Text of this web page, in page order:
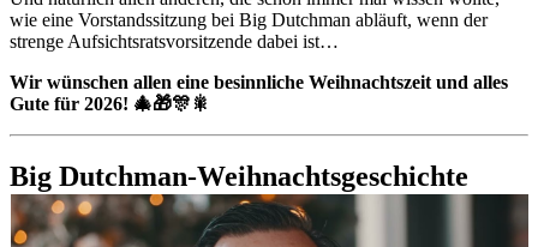
wie eine Vorstandssitzung bei Big Dutchman abläuft, wenn der
strenge Aufsichtsratsvorsitzende dabei ist…
Wir wünschen allen eine besinnliche Weihnachtszeit und alles
Gute für 2026! 🎄🎁🎊🎇
Big Dutchman-Weihnachtsgeschichte